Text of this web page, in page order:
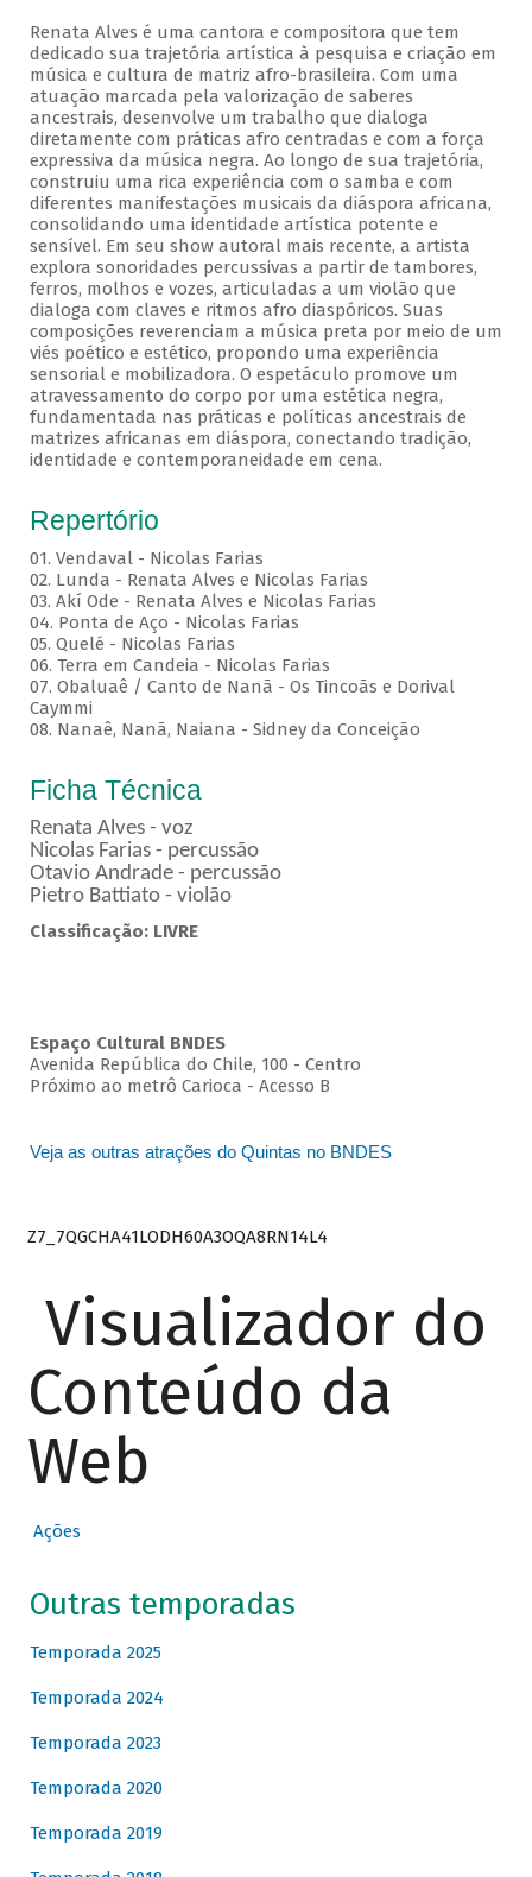
Renata Alves é uma cantora e compositora que tem
dedicado sua trajetória artística à pesquisa e criação em
música e cultura de matriz afro-brasileira. Com uma
atuação marcada pela valorização de saberes
ancestrais, desenvolve um trabalho que dialoga
diretamente com práticas afro centradas e com a força
expressiva da música negra. Ao longo de sua trajetória,
construiu uma rica experiência com o samba e com
diferentes manifestações musicais da diáspora africana,
consolidando uma identidade artística potente e
sensível. Em seu show autoral mais recente, a artista
explora sonoridades percussivas a partir de tambores,
ferros, molhos e vozes, articuladas a um violão que
dialoga com claves e ritmos afro diaspóricos. Suas
composições reverenciam a música preta por meio de um
viés poético e estético, propondo uma experiência
sensorial e mobilizadora. O espetáculo promove um
atravessamento do corpo por uma estética negra,
fundamentada nas práticas e políticas ancestrais de
matrizes africanas em diáspora, conectando tradição,
identidade e contemporaneidade em cena.
Repertório
01. Vendaval - Nicolas Farias
02. Lunda - Renata Alves e Nicolas Farias
03. Akí Ode - Renata Alves e Nicolas Farias
04. Ponta de Aço - Nicolas Farias
05. Quelé - Nicolas Farias
06. Terra em Candeia - Nicolas Farias
07. Obaluaê / Canto de Nanã - Os Tincoãs e Dorival
Caymmi
08. Nanaê, Nanã, Naiana - Sidney da Conceição
Ficha Técnica
Renata Alves - voz
Nicolas Farias - percussão
Otavio Andrade - percussão
Pietro Battiato - violão
Classificação: LIVRE
Espaço Cultural BNDES
Avenida República do Chile, 100 - Centro
Próximo ao metrô Carioca - Acesso B
Veja as outras atrações do Quintas no BNDES
Z7_7QGCHA41LODH60A3OQA8RN14L4
Visualizador do
Conteúdo da
Web
Ações
Outras temporadas
Temporada 2025
Temporada 2024
Temporada 2023
Temporada 2020
Temporada 2019